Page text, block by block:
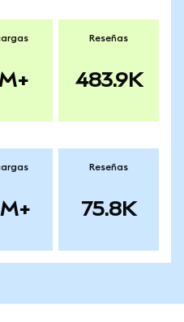
Reseñas
483.9K
Reseñas
75.8K